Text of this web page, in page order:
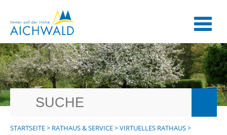
STARTSEITE> RATHAUS & SERVICE>VIRTUELLES RATHAUS>